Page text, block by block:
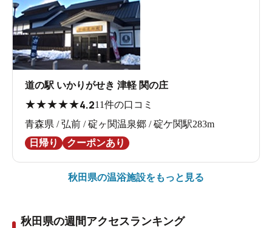
道の駅 いかりがせき 津軽 関の庄
★★★★★4.211件の口コミ
青森県 / 弘前 / 碇ヶ関温泉郷 / 碇ケ関駅283m
日帰り
クーポンあり
秋田県の温浴施設をもっと見る
秋田県の週間アクセスランキング